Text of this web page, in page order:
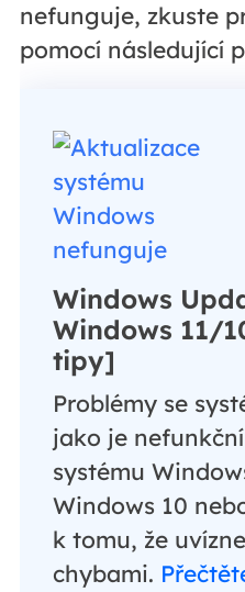
nefunguje, zkuste
pomocí následující
Windows
Windows 11/
tipy]
Problémy se
jako je
systému
Windows 10
k tomu, že
chybami.